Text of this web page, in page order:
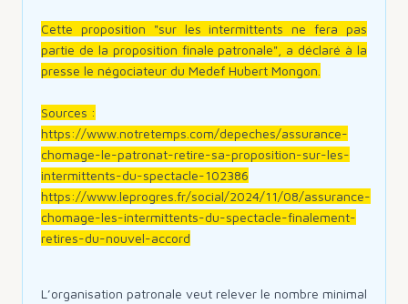
Cette proposition "sur les intermittents ne fera pas
partie de la proposition finale patronale", a déclaré à la
presse le négociateur du Medef Hubert Mongon.
Sources :
https://www.notretemps.com/depeches/assurance-
chomage-le-patronat-retire-sa-proposition-sur-les-
intermittents-du-spectacle-102386
https://www.leprogres.fr/social/2024/11/08/assurance-
chomage-les-intermittents-du-spectacle-finalement-
retires-du-nouvel-accord
L’organisation patronale veut relever le nombre minimal